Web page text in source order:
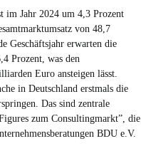
im Jahr 2024 um 4,3 Prozent
von 48,7
Geschäftsjahr erwarten die
Prozent, was den
Euro ansteigen lässt.
in Deutschland erstmals die
Das sind zentrale
zum Consultingmarkt”, die
BDU e.V.